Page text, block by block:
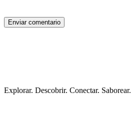
Enviar comentario
Explorar. Descobrir. Conectar. Saborear.